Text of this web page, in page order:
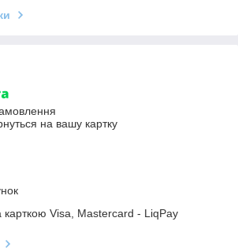
на вашу картку
Visa, Mastercard - LiqPay